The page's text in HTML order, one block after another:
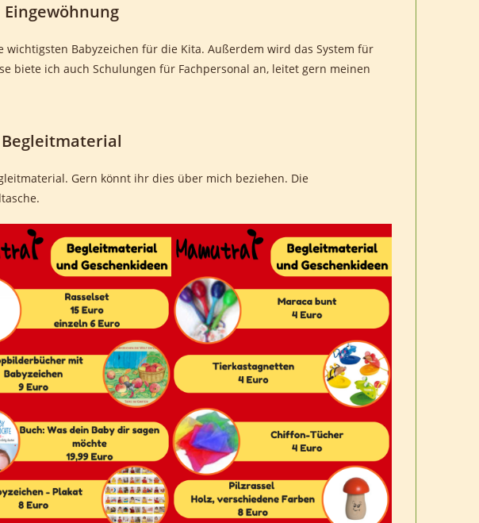
Eingewöhnung
Babyzeichen für die Kita. Außerdem wird das System für
biete ich auch Schulungen für Fachpersonal an, leitet gern meinen
Begleitmaterial
Gern könnt ihr dies über mich beziehen. Die